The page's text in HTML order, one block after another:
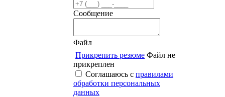
Сообщение
Файл
Прикрепить резюме Файл не
прикреплен
Соглашаюсь с правилами
обработки персональных
данных